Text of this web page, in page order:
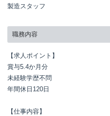
製造スタッフ
職務内容
【求人ポイント】
賞与5.4か月分
未経験学歴不問
年間休日120日
【仕事内容】